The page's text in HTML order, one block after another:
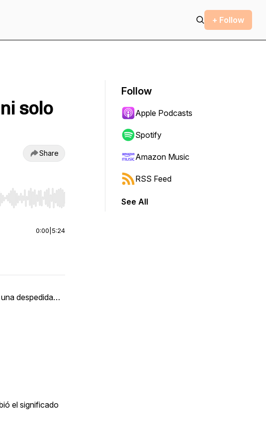
+ Follow
solo
Share
to start or end. Hold shift to jump forward or backward.
0:00 5:24
despedida…
el significado
Follow
Apple Podcasts
Spotify
Amazon Music
RSS Feed
See All